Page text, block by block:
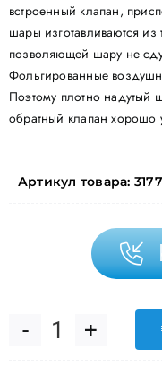
встроенный клапан,
шары изготавливаются
позволяющей шару не
Фольгированные
Поэтому плотно надутый
обратный клапан хорошо
Артикул товара: